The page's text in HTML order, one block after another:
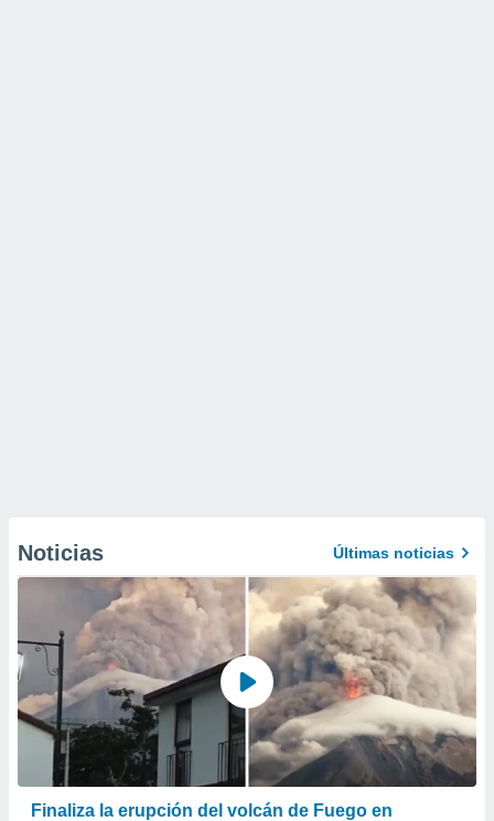
Noticias Últimas noticias
Finaliza la erupción del volcán de Fuego en